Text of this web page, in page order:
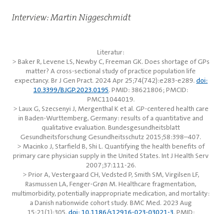
Interview: Martin Niggeschmidt
Literatur:
˃ Baker R, Levene LS, Newby C, Freeman GK. Does shortage of GPs
matter? A cross-sectional study of practice population life
expectancy. Br J Gen Pract. 2024 Apr 25;74(742):e283-e289. doi:
10.3399/BJGP.2023.0195. PMID: 38621806; PMCID:
PMC11044019.
˃ Laux G, Szecsenyi J, Mergenthal K et al. GP-centered health care
in Baden-Wurttemberg, Germany: results of a quantitative and
qualitative evaluation. Bundesgesundheitsblatt
Gesundheitsforschung Gesundheitsschutz 2015;58:398–407.
˃ Macinko J, Starfield B, Shi L. Quantifying the health benefits of
primary care physician supply in the United States. Int J Health Serv
2007;37:111-26.
˃ Prior A, Vestergaard CH, Vedsted P, Smith SM, Virgilsen LF,
Rasmussen LA, Fenger-Grøn M. Healthcare fragmentation,
multimorbidity, potentially inappropriate medication, and mortality:
a Danish nationwide cohort study. BMC Med. 2023 Aug
15;21(1):305. doi: 10.1186/s12916-023-03021-3. PMID: